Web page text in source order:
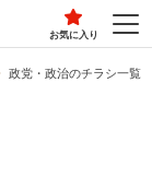
お気に入り
政党・政治のチラシ一覧